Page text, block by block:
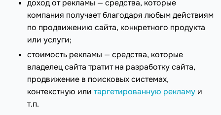
доход от рекламы — средства, которые
компания получает благодаря любым действиям
по продвижению сайта, конкретного продукта
или услуги;
стоимость рекламы — средства, которые
владелец сайта тратит на разработку сайта,
продвижение в поисковых системах,
контекстную или таргетированную рекламу и
т.п.